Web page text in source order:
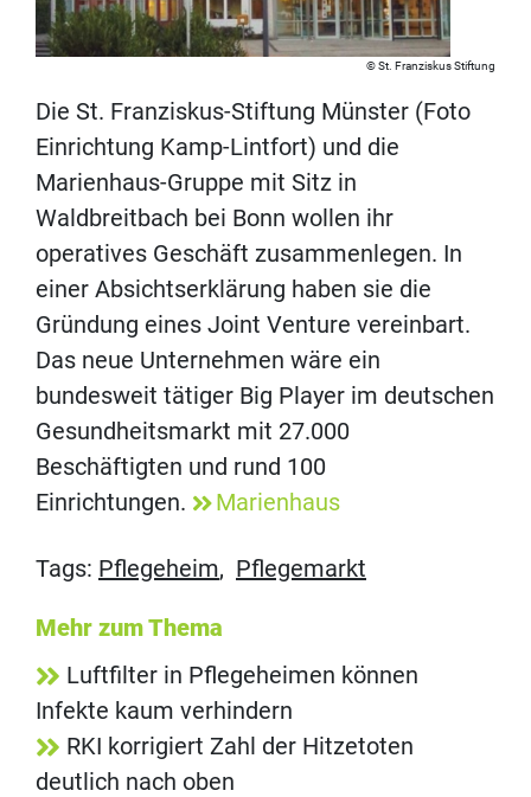
St. Franziskus Stiftung
Die St. Franziskus-Stiftung Münster (Foto
Einrichtung Kamp-Lintfort) und die
Marienhaus-Gruppe mit Sitz in
Waldbreitbach bei Bonn wollen ihr
operatives Geschäft zusammenlegen. In
einer Absichtserklärung haben sie die
Gründung eines Joint Venture vereinbart.
Das neue Unternehmen wäre ein
bundesweit tätiger Big Player im deutschen
Gesundheitsmarkt mit 27.000
Beschäftigten und rund 100
Einrichtungen.
Marienhaus
Tags: Pflegeheim, Pflegemarkt
Mehr zum Thema
Luftfilter in Pflegeheimen können
Infekte kaum verhindern
RKI korrigiert Zahl der Hitzetoten
deutlich nach oben